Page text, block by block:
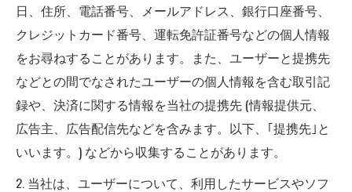
日、住所、電話番号、メールアドレス、銀行口座番号、
クレジットカード番号、運転免許証番号などの個人情報
をお尋ねすることがあります。また、ユーザーと提携先
などとの間でなされたユーザーの個人情報を含む取引記
録や、決済に関する情報を当社の提携先 (情報提供元、
広告主、広告配信先などを含みます。以下、｢提携先｣と
いいます。) などから収集することがあります。
2. 当社は、ユーザーについて、利用したサービスやソフ